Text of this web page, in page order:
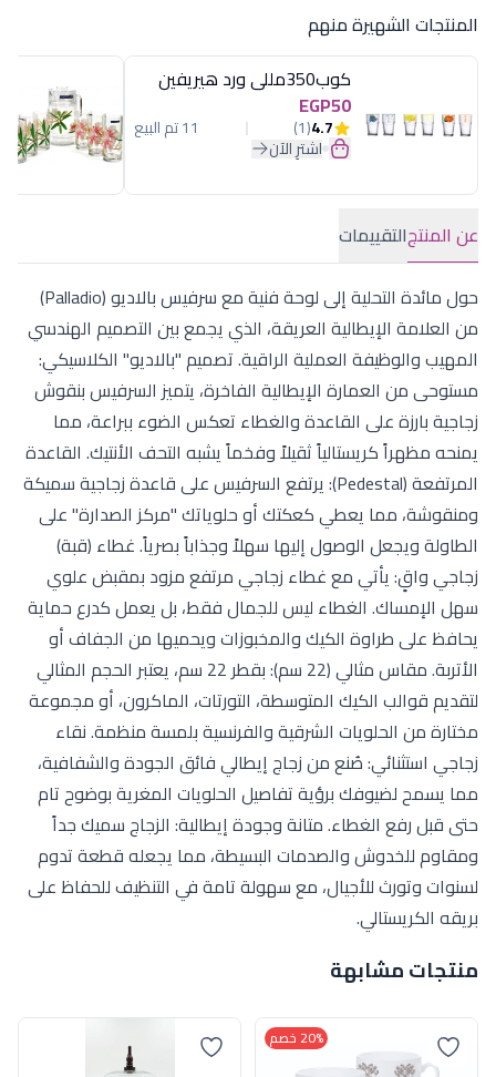
المنتجات الشهيرة منهم
كوب350مللى ورد هيريفين
EGP50
4.7
(1) 11 تم البيع
اشترِ الآن
عن المنتجالتقييمات
حول مائدة التحلية إلى لوحة فنية مع سرفيس بالاديو (Palladio)
من العلامة الإيطالية العريقة، الذي يجمع بين التصميم الهندسي
المهيب والوظيفة العملية الراقية. تصميم "بالاديو" الكلاسيكي:
مستوحى من العمارة الإيطالية الفاخرة، يتميز السرفيس بنقوش
زجاجية بارزة على القاعدة والغطاء تعكس الضوء ببراعة، مما
يمنحه مظهراً كريستالياً ثقيلاً وفخماً يشبه التحف الأنتيك. القاعدة
المرتفعة (Pedestal): يرتفع السرفيس على قاعدة زجاجية سميكة
ومنقوشة، مما يعطي كعكتك أو حلوياتك "مركز الصدارة" على
الطاولة ويجعل الوصول إليها سهلاً وجذاباً بصرياً. غطاء (قبة)
زجاجي واقٍ: يأتي مع غطاء زجاجي مرتفع مزود بمقبض علوي
سهل الإمساك. الغطاء ليس للجمال فقط، بل يعمل كدرع حماية
يحافظ على طراوة الكيك والمخبوزات ويحميها من الجفاف أو
الأتربة. مقاس مثالي (22 سم): بقطر 22 سم، يعتبر الحجم المثالي
لتقديم قوالب الكيك المتوسطة، التورتات، الماكرون، أو مجموعة
مختارة من الحلويات الشرقية والفرنسية بلمسة منظمة. نقاء
زجاجي استثنائي: صُنع من زجاج إيطالي فائق الجودة والشفافية،
مما يسمح لضيوفك برؤية تفاصيل الحلويات المغرية بوضوح تام
حتى قبل رفع الغطاء. متانة وجودة إيطالية: الزجاج سميك جداً
ومقاوم للخدوش والصدمات البسيطة، مما يجعله قطعة تدوم
لسنوات وتورث للأجيال، مع سهولة تامة في التنظيف للحفاظ على
بريقه الكريستالي.
منتجات مشابهة
20% خصم